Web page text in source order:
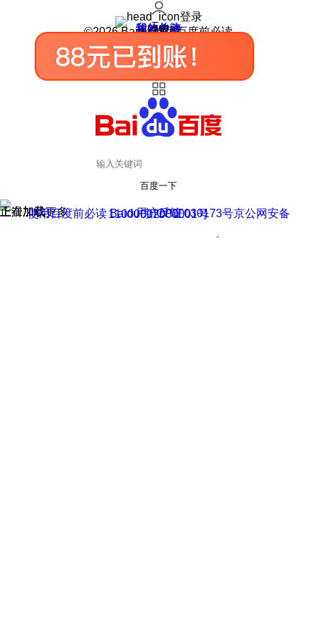
登录
我的关注
我的收藏
皮肤中心
用户反馈
设置
©2026 Baidu 使用百度前必读
百度一下
正在加载
上滑加载更多 用户反馈
使用百度前必读 Baidu 京ICP证030173号
京公网安备11000002000001号